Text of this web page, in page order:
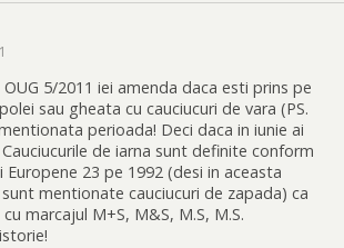
5/2011 iei amenda daca esti prins pe
sau gheata cu cauciucuri de vara (PS.
perioada! Deci daca in iunie ai
de iarna sunt definite conform
Europene 23 pe 1992 (desi in aceasta
mentionate cauciucuri de zapada) ca
marcajul M+S, M&S, M.S, M.S.